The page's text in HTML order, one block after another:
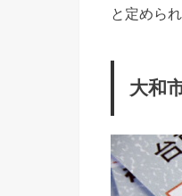
と定めら
大和